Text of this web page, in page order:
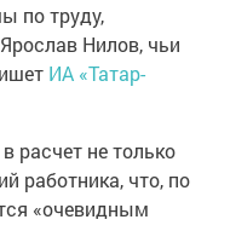
по труду,
Нилов, чьи
ИА «Татар-
расчет не только
работника, что, по
«очевидным